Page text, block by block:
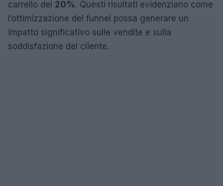
carrello del 20%. Questi risultati evidenziano come
l’ottimizzazione del funnel possa generare un
impatto significativo sulle vendite e sulla
soddisfazione del cliente.